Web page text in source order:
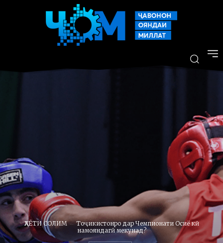
ҲАЁТИ СОЛИМ
Тоҷикистонро дар Чемпионати Осиё кӣ
намояндагӣ мекунад?